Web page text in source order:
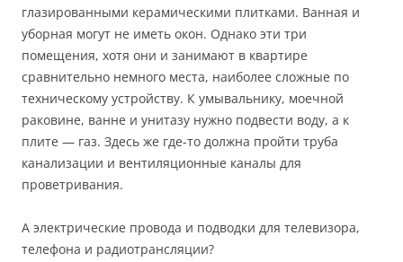
глазированными керамическими плитками. Ванная и
уборная могут не иметь окон. Однако эти три
помещения, хотя они и занимают в квартире
сравнительно немного места, наиболее сложные по
техническому устройству. К умывальнику, моечной
раковине, ванне и унитазу нужно подвести воду, а к
плите — газ. Здесь же где-то должна пройти труба
канализации и вентиляционные каналы для
проветривания.
А электрические провода и подводки для телевизора,
телефона и радиотрансляции?